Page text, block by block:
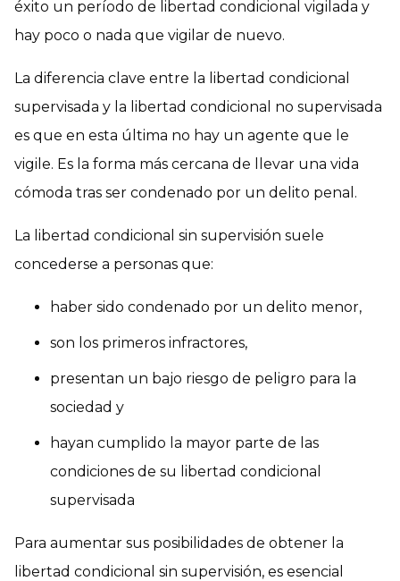
éxito un período de libertad condicional vigilada y
hay poco o nada que vigilar de nuevo.
La diferencia clave entre la libertad condicional
supervisada y la libertad condicional no supervisada
es que en esta última no hay un agente que le
vigile. Es la forma más cercana de llevar una vida
cómoda tras ser condenado por un delito penal.
La libertad condicional sin supervisión suele
concederse a personas que:
haber sido condenado por un delito menor,
son los primeros infractores,
presentan un bajo riesgo de peligro para la
sociedad y
hayan cumplido la mayor parte de las
condiciones de su libertad condicional
supervisada
Para aumentar sus posibilidades de obtener la
libertad condicional sin supervisión, es esencial